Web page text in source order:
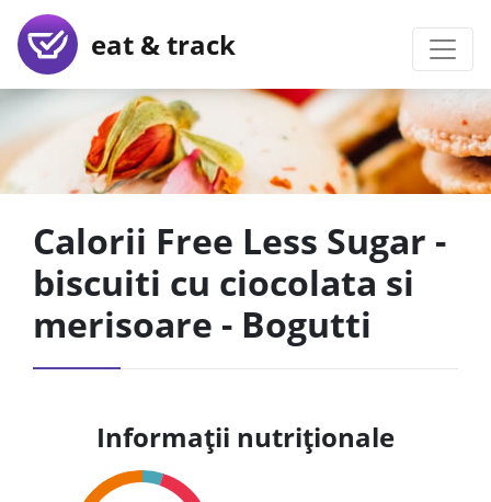
eat & track
Calorii Free Less Sugar -
biscuiti cu ciocolata si
merisoare - Bogutti
Informații nutriționale